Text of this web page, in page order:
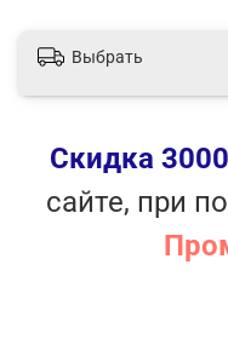
Выбрать
Скидка
сайте, при